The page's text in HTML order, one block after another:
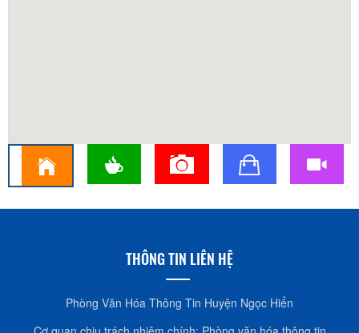
THÔNG TIN LIÊN HỆ
Phòng Văn Hóa Thông Tin Huyện Ngọc Hiển